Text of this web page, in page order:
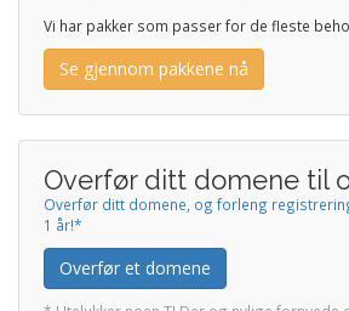
Vi har pakker som passer for de fleste
Se gjennom pakkene nå
Overfør ditt domene til
Overfør ditt domene, og forleng
1 år!*
Overfør et domene